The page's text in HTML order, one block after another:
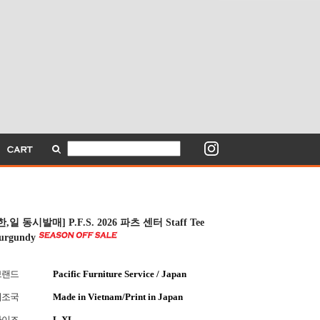
,일 동시발매] P.F.S. 2026 파츠 센터 Staff Tee
드 Pacific Furniture Service / Japan
국 Made in Vietnam/Print in Japan